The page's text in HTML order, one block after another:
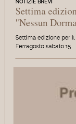
NOTIZIE BREVI
Settima
"Nessun
Settima edizione per
Ferragosto sabato 15…